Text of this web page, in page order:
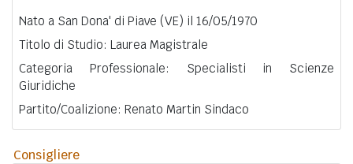
Nato a San Dona' di Piave (VE) il 16/05/1970
Titolo di Studio: Laurea Magistrale
Categoria Professionale: Specialisti in Scienze
Giuridiche
Partito/Coalizione: Renato Martin Sindaco
Consigliere